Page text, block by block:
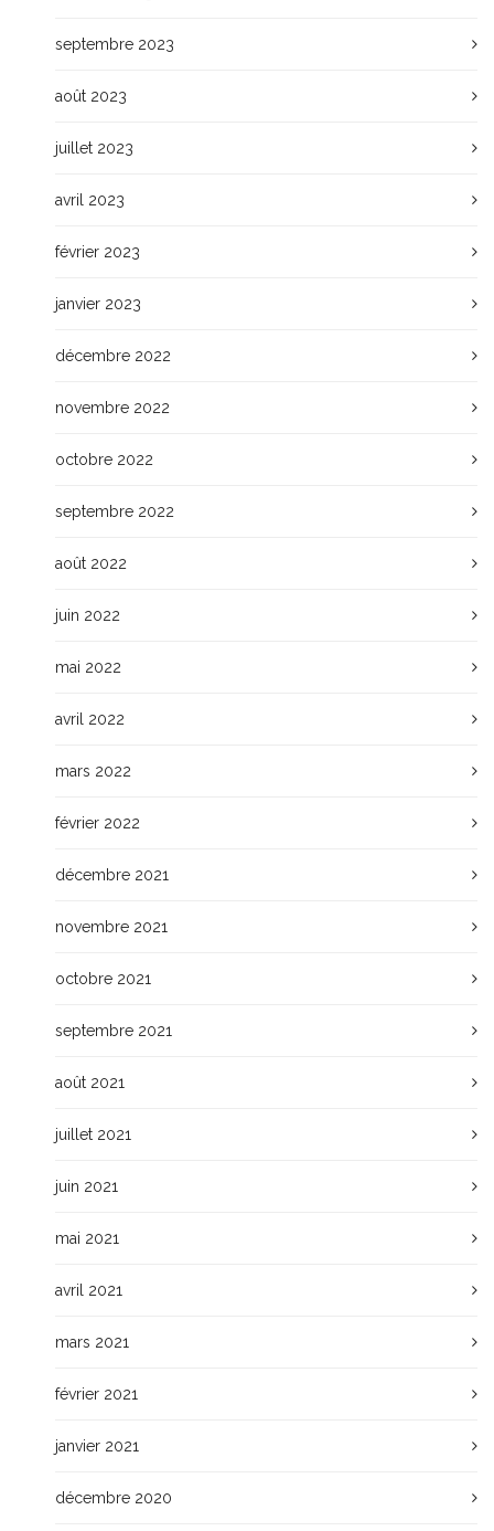
septembre 2023
août 2023
juillet 2023
avril 2023
février 2023
janvier 2023
décembre 2022
novembre 2022
octobre 2022
septembre 2022
août 2022
juin 2022
mai 2022
avril 2022
mars 2022
février 2022
décembre 2021
novembre 2021
octobre 2021
septembre 2021
août 2021
juillet 2021
juin 2021
mai 2021
avril 2021
mars 2021
février 2021
janvier 2021
décembre 2020